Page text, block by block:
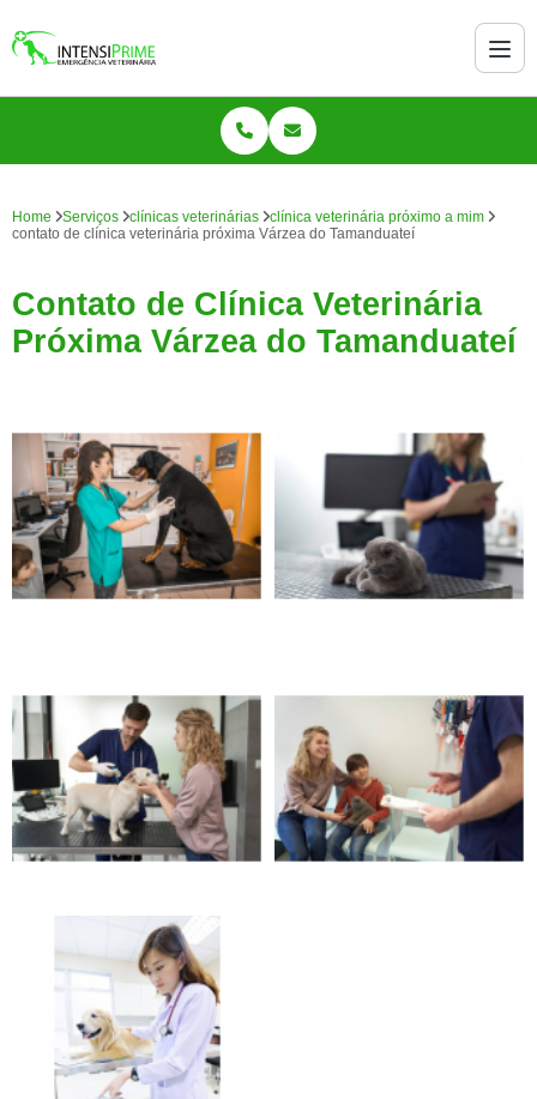
Home Serviços clínicas veterinárias
clínica veterinária próximo a mim
contato de clínica veterinária próxima Várzea do Tamanduateí
Contato de Clínica Veterinária
Próxima Várzea do Tamanduateí